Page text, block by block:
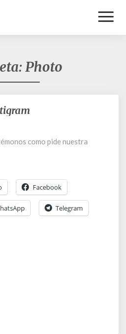
Photo
como pide nuestra
Facebook
Telegram